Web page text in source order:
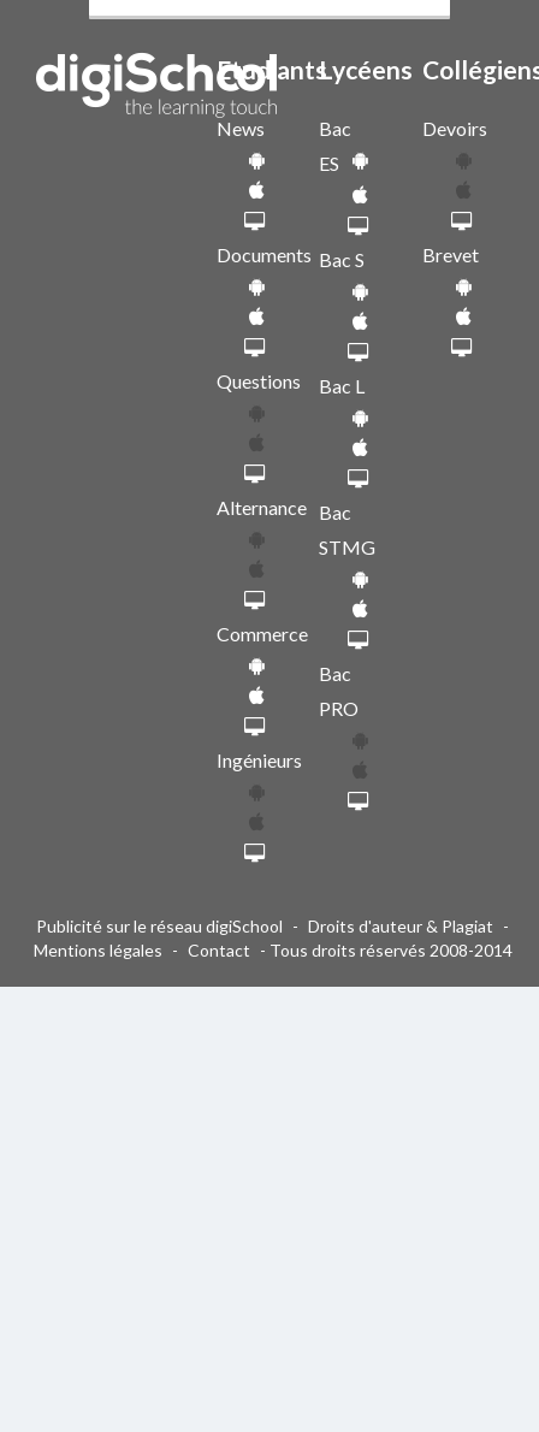
Etudiants
News
Documents
Questions
Alternance
Commerce
Ingénieurs
Lycéens
Bac
ES
Bac S
Bac L
Bac
STMG
Bac
PRO
Devoirs
Brevet
Publicité sur le réseau digiSchool - Droits d'auteur & Plagiat -
Mentions légales - Contact - Tous droits réservés 2008-2014